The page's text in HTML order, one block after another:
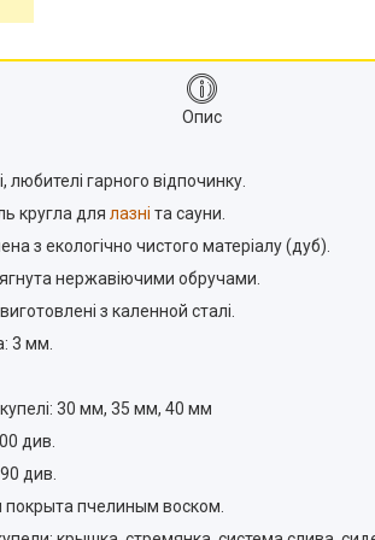
Опис
любителі гарного відпочинку.
кругла для лазні та сауни.
з екологічно чистого матеріалу (дуб).
нержавіючими обручами.
з каленной сталі.
3 мм.
30 мм, 35 мм, 40 мм
див.
див.
покрыта пчелиным воском.